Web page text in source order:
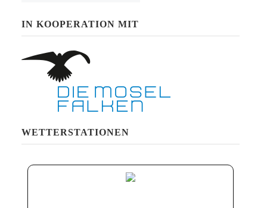
IN KOOPERATION MIT
WETTERSTATIONEN